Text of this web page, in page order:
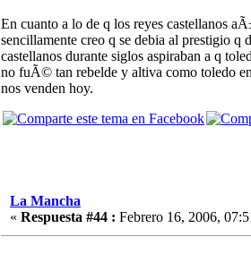
En cuanto a lo de q los reyes castellanos
sencillamente creo q se debia al prestigio q
castellanos durante siglos aspiraban a q
no fuÃ© tan rebelde y altiva como toledo
nos venden hoy.
La Mancha
« Respuesta #44 : Febrero 16, 2006,